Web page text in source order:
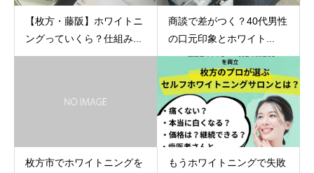
【枚方・藤阪】ホワイトニ
ングっていくら？仕組み...
商談で差がつく？40代男性
の口元印象とホワイト...
枚方市でホワイトニングを
もうホワイトニングで失敗